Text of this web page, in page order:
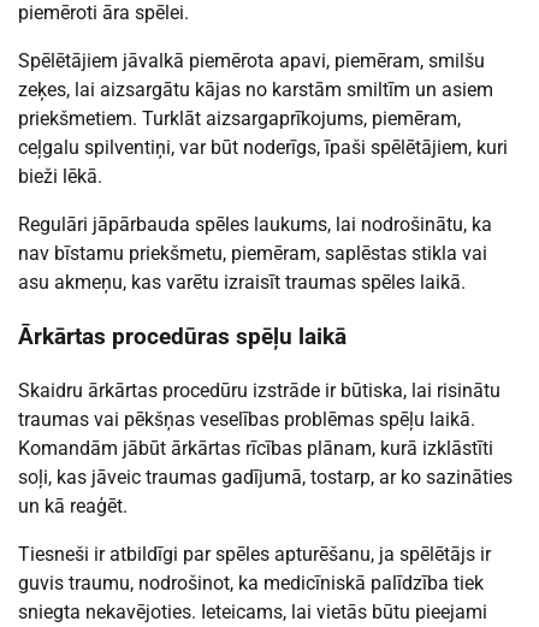
piemēroti āra spēlei.
Spēlētājiem jāvalkā piemērota apavi, piemēram, smilšu
zeķes, lai aizsargātu kājas no karstām smiltīm un asiem
priekšmetiem. Turklāt aizsargaprīkojums, piemēram,
ceļgalu spilventiņi, var būt noderīgs, īpaši spēlētājiem, kuri
bieži lēkā.
Regulāri jāpārbauda spēles laukums, lai nodrošinātu, ka
nav bīstamu priekšmetu, piemēram, saplēstas stikla vai
asu akmeņu, kas varētu izraisīt traumas spēles laikā.
Ārkārtas procedūras spēļu laikā
Skaidru ārkārtas procedūru izstrāde ir būtiska, lai risinātu
traumas vai pēkšņas veselības problēmas spēļu laikā.
Komandām jābūt ārkārtas rīcības plānam, kurā izklāstīti
soļi, kas jāveic traumas gadījumā, tostarp, ar ko sazināties
un kā reaģēt.
Tiesneši ir atbildīgi par spēles apturēšanu, ja spēlētājs ir
guvis traumu, nodrošinot, ka medicīniskā palīdzība tiek
sniegta nekavējoties. Ieteicams, lai vietās būtu pieejami